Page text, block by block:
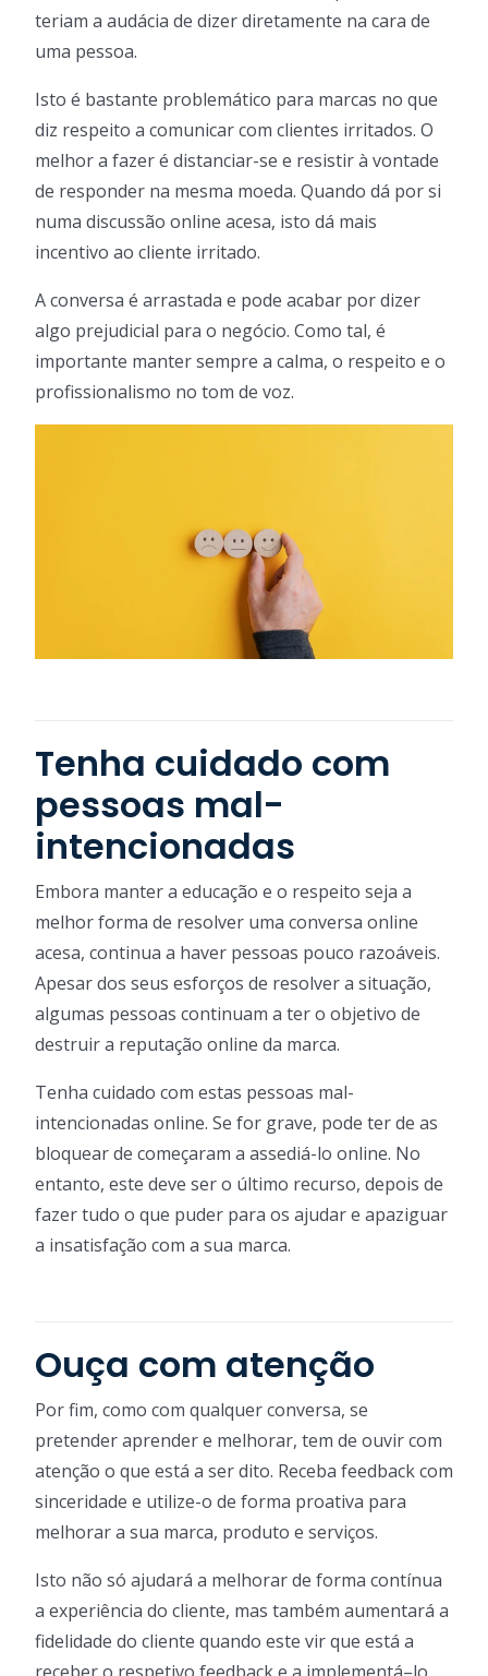
teriam a audácia de dizer diretamente na cara de
uma pessoa.
Isto é bastante problemático para marcas no que
diz respeito a comunicar com clientes irritados. O
melhor a fazer é distanciar-se e resistir à vontade
de responder na mesma moeda. Quando dá por si
numa discussão online acesa, isto dá mais
incentivo ao cliente irritado.
A conversa é arrastada e pode acabar por dizer
algo prejudicial para o negócio. Como tal, é
importante manter sempre a calma, o respeito e o
profissionalismo no tom de voz.
Tenha cuidado com
pessoas mal-
intencionadas
Embora manter a educação e o respeito seja a
melhor forma de resolver uma conversa online
acesa, continua a haver pessoas pouco razoáveis.
Apesar dos seus esforços de resolver a situação,
algumas pessoas continuam a ter o objetivo de
destruir a reputação online da marca.
Tenha cuidado com estas pessoas mal-
intencionadas online. Se for grave, pode ter de as
bloquear de começaram a assediá-lo online. No
entanto, este deve ser o último recurso, depois de
fazer tudo o que puder para os ajudar e apaziguar
a insatisfação com a sua marca.
Ouça com atenção
Por fim, como com qualquer conversa, se
pretender aprender e melhorar, tem de ouvir com
atenção o que está a ser dito. Receba feedback com
sinceridade e utilize-o de forma proativa para
melhorar a sua marca, produto e serviços.
Isto não só ajudará a melhorar de forma contínua
a experiência do cliente, mas também aumentará a
fidelidade do cliente quando este vir que está a